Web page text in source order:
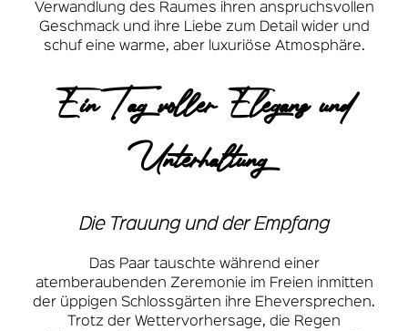
Verwandlung des Raumes ihren anspruchsvollen
Geschmack und ihre Liebe zum Detail wider und
schuf eine warme, aber luxuriöse Atmosphäre.
Ein Tag voller Eleganz und
Unterhaltung
Die Trauung und der Empfang
Das Paar tauschte während einer
atemberaubenden Zeremonie im Freien inmitten
der üppigen Schlossgärten ihre Eheversprechen.
Trotz der Wettervorhersage, die Regen